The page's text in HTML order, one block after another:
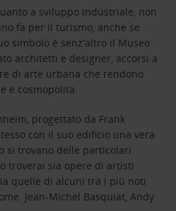
a sviluppo industriale, non
fa per il turismo, anche se
simbolo è senz'altro il Museo
architetti e designer, accorsi a
di arte urbana che rendono
e cosmopolita.
progettato da Frank
con il suo edificio una vera
si trovano delle particolari
troverai sia opere di artisti
quelle di alcuni tra i più noti
Jean-Michel Basquiat, Andy